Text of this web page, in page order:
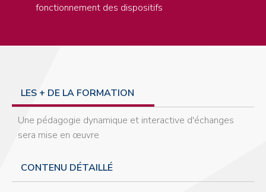
fonctionnement des dispositifs
LES + DE LA FORMATION
Une pédagogie dynamique et interactive d'échanges
sera mise en œuvre
CONTENU DÉTAILLÉ